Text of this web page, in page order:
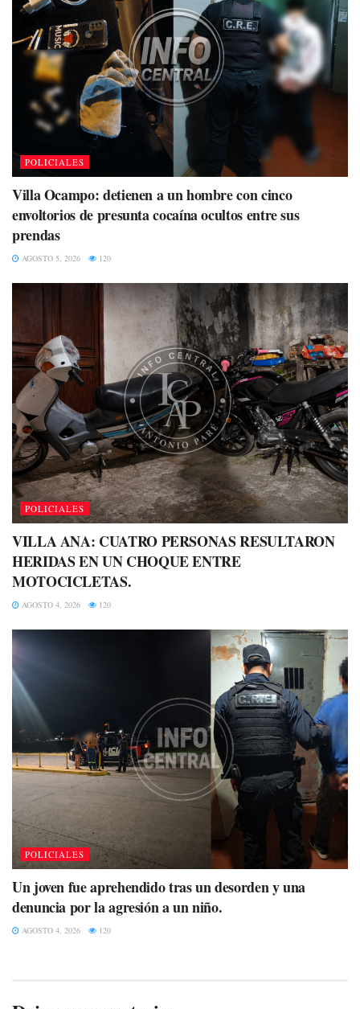
POLICIALES
Villa Ocampo: detienen a un hombre con cinco
envoltorios de presunta cocaína ocultos entre sus
prendas
AGOSTO 5, 2026 120
POLICIALES
VILLA ANA: CUATRO PERSONAS RESULTARON
HERIDAS EN UN CHOQUE ENTRE
MOTOCICLETAS.
AGOSTO 4, 2026 120
POLICIALES
Un joven fue aprehendido tras un desorden y una
denuncia por la agresión a un niño.
AGOSTO 4, 2026 120